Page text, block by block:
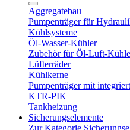
Aggregatebau
Pumpenträger für
Kühlsysteme
Öl-Wasser-Kühler
Zubehör für Öl-Luft-
Lüfterräder
Kühlkerne
Pumpenträger mit
KTR-PIK
Tankheizung
Sicherungselemente
Zur Kategorie